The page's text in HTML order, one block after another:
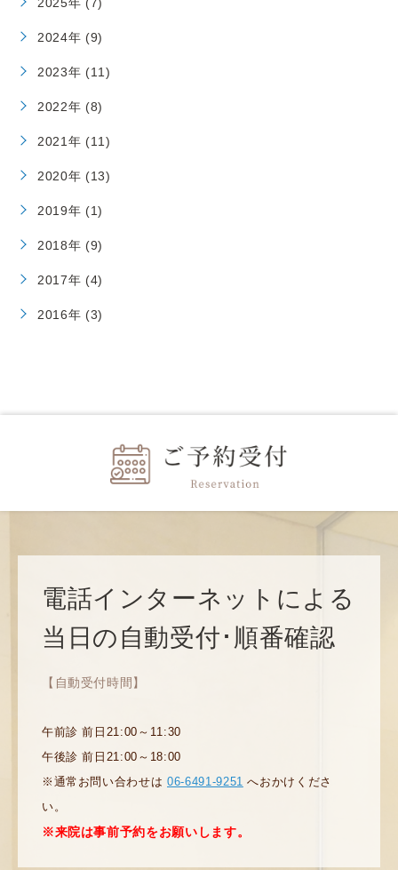
2024年 (9)
2023年 (11)
2022年 (8)
2021年 (11)
2020年 (13)
2019年 (1)
2018年 (9)
2017年 (4)
2016年 (3)
電話インターネットによる
当日の自動受付･順番確認
【自動受付時間】
午前診 前日21:00～11:30
午後診 前日21:00～18:00
※通常お問い合わせは06-6491-9251 へおかけくださ
い。
※来院は事前予約をお願いします。